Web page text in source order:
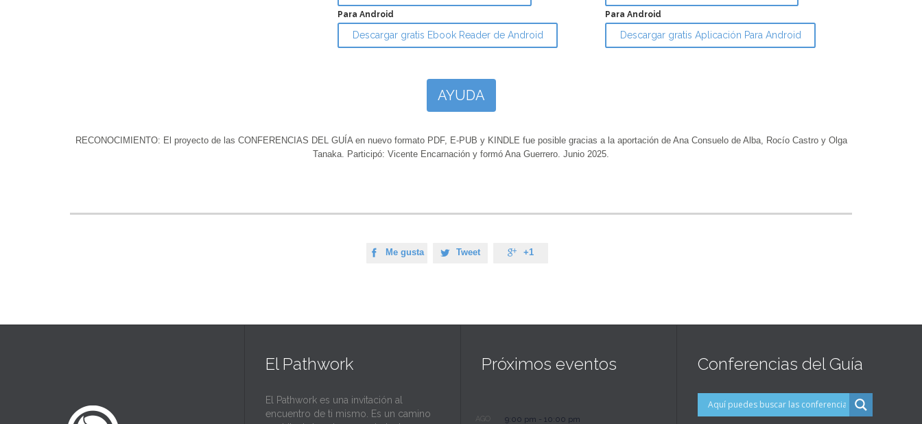
Para Android
Descargar gratis Ebook Reader de Android
Para Android
Descargar gratis Aplicación Para Android
AYUDA
RECONOCIMIENTO: El proyecto de las CONFERENCIAS DEL GUÍA en nuevo formato PDF, E-PUB y KINDLE fue posible gracias a la aportación de Ana Consuelo de Alba, Rocío Castro y Olga
Tanaka. Participó: Vicente Encarnación y formó Ana Guerrero. Junio 2025.
 Me gusta  Tweet  +1
El Pathwork
El Pathwork es una invitación al
encuentro de ti mismo. Es un camino
Próximos eventos
AGO 9:00 pm - 10:00 pm
Conferencias del Guía